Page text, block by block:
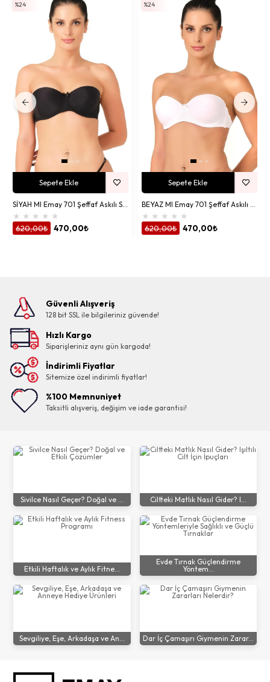
SİYAH MI Emay 701 Şeffaf Askılı Sütyen
★ ★ ★ ★ ★
470,00₺
620,00₺
Sepete Ekle
%24
BEYAZ MI Emay 701 Şeffaf Askılı Sütyen
★ ★ ★ ★ ★
470,00₺
620,00₺
Sepete Ekle
%24
Güvenli Alışveriş
128 bit SSL ile bilgileriniz güvende!
Hızlı Kargo
Siparişleriniz aynı gün kargoda!
İndirimli Fiyatlar
Sitemize özel indirimli fiyatlar!
%100 Memnuniyet
Taksitli alışveriş, değişim ve iade garantisi!
Sivilce Nasıl Geçer? Doğal ve ... Ciltteki Matlık Nasıl Gider? I...
Etkili Haftalık ve Aylık Fitne...
Evde Tırnak Güçlendirme
Yöntem...
Sevgiliye, Eşe, Arkadaşa ve An... Dar İç Çamaşırı Giymenin Zarar...